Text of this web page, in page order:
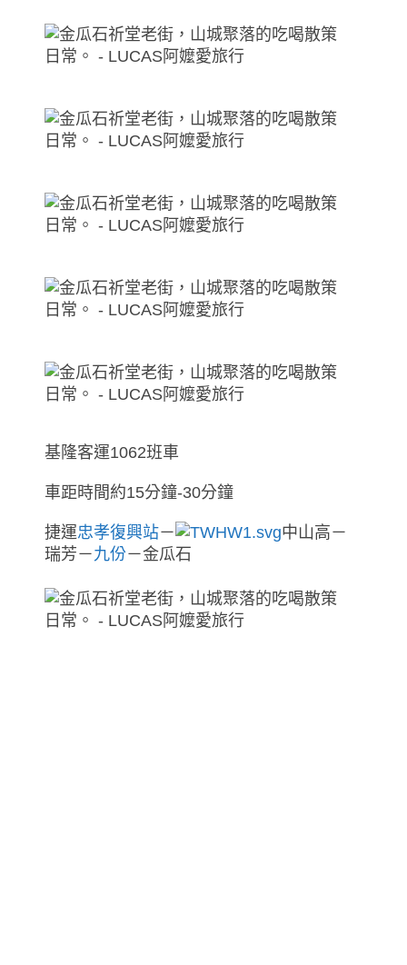
基隆客運1062班車
車距時間約15分鐘-30分鐘
捷運忠孝復興站－
中山高－
瑞芳－九份－金瓜石